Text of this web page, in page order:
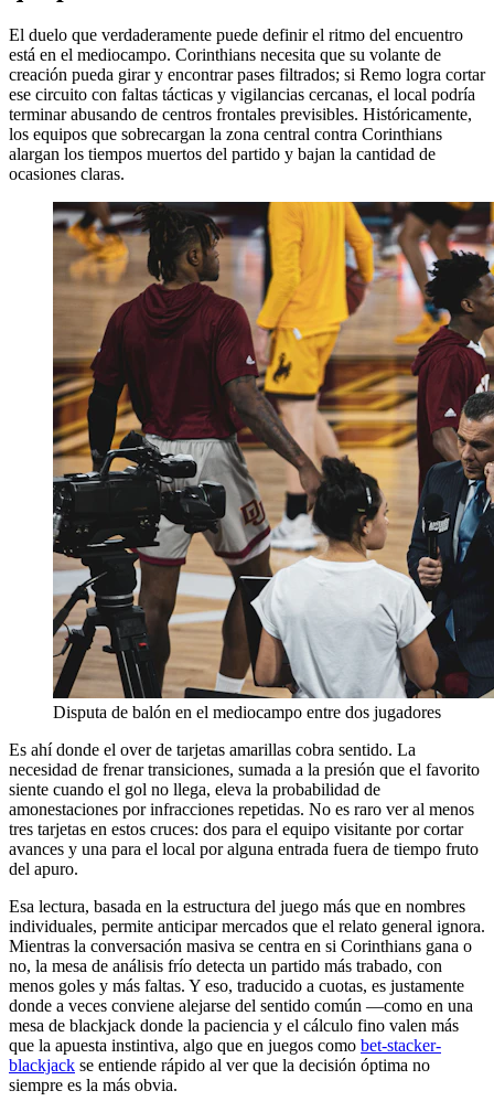
El duelo que verdaderamente puede definir el ritmo del encuentro
está en el mediocampo. Corinthians necesita que su volante de
creación pueda girar y encontrar pases filtrados; si Remo logra cortar
ese circuito con faltas tácticas y vigilancias cercanas, el local podría
terminar abusando de centros frontales previsibles. Históricamente,
los equipos que sobrecargan la zona central contra Corinthians
alargan los tiempos muertos del partido y bajan la cantidad de
ocasiones claras.
Disputa de balón en el mediocampo entre dos jugadores
Es ahí donde el over de tarjetas amarillas cobra sentido. La
necesidad de frenar transiciones, sumada a la presión que el favorito
siente cuando el gol no llega, eleva la probabilidad de
amonestaciones por infracciones repetidas. No es raro ver al menos
tres tarjetas en estos cruces: dos para el equipo visitante por cortar
avances y una para el local por alguna entrada fuera de tiempo fruto
del apuro.
Esa lectura, basada en la estructura del juego más que en nombres
individuales, permite anticipar mercados que el relato general ignora.
Mientras la conversación masiva se centra en si Corinthians gana o
no, la mesa de análisis frío detecta un partido más trabado, con
menos goles y más faltas. Y eso, traducido a cuotas, es justamente
donde a veces conviene alejarse del sentido común —como en una
mesa de blackjack donde la paciencia y el cálculo fino valen más
que la apuesta instintiva, algo que en juegos como bet-stacker-
blackjack se entiende rápido al ver que la decisión óptima no
siempre es la más obvia.